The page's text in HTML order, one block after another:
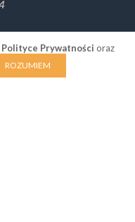
Polityce Prywatności oraz
ROZUMIEM